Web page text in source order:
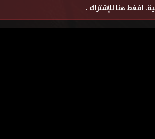
اضغط هنا للإشتراك .